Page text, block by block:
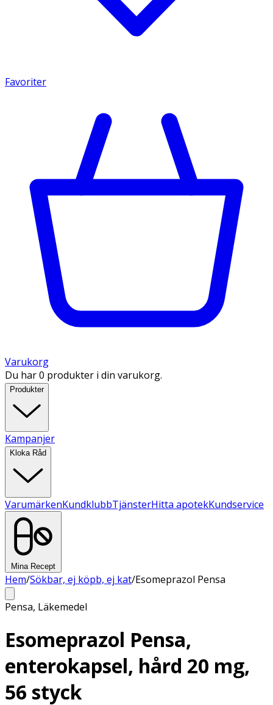
Favoriter
Varukorg
Du har 0 produkter i din varukorg.
Produkter
Kampanjer
Kloka Råd
VarumärkenKundklubbTjänsterHitta apotekKundservice
Mina Recept
Hem/Sökbar, ej köpb, ej kat/Esomeprazol Pensa
Pensa, Läkemedel
Esomeprazol Pensa,
enterokapsel, hård 20 mg,
56 styck